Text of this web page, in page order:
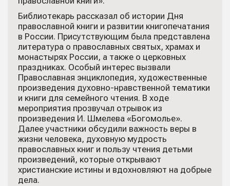
Библиотекарь рассказал об истории Дня
православной книги и развитии книгопечатания
в России. Присутствующим была представлена
литература о православных святых, храмах и
монастырях России, а также о церковных
праздниках. Особый интерес вызвали
Православная энциклопедия, художественные
произведения духовно-нравственной тематики
и книги для семейного чтения. В ходе
мероприятия прозвучал отрывок из
произведения И. Шмелева «Богомолье».
Далее участники обсудили важность веры в
жизни человека, духовную мудрость
православных книг и пользу чтения детьми
произведений, которые открывают
христианские истины и вдохновляют на добрые
дела.